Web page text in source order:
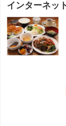
インターネッ